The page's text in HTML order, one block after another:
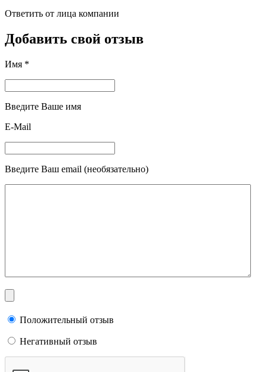
Ответить от лица компании
Добавить свой отзыв
Имя *
Введите Ваше имя
E-Mail
Введите Ваш email (необязательно)
Положительный отзыв
Негативный отзыв